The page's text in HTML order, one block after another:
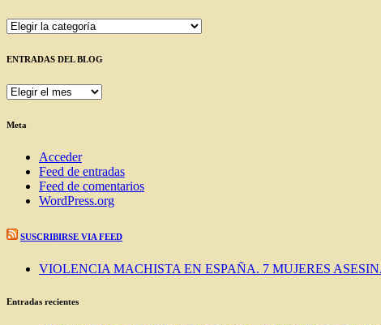
Categorías
ENTRADAS DEL BLOG
ENTRADAS
BLOG
Meta
Acceder
Feed de entradas
Feed de comentarios
WordPress.org
SUSCRIBIRSE VIA FEED
VIOLENCIA MACHISTA EN ESPAÑA. 7 MUJERES
Entradas recientes